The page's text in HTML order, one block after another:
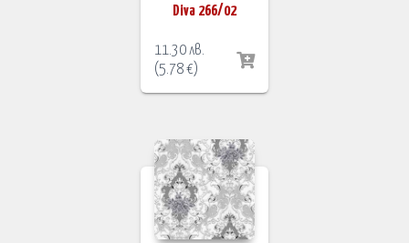
Diva 266/02
11.30лв.
(5.78€)